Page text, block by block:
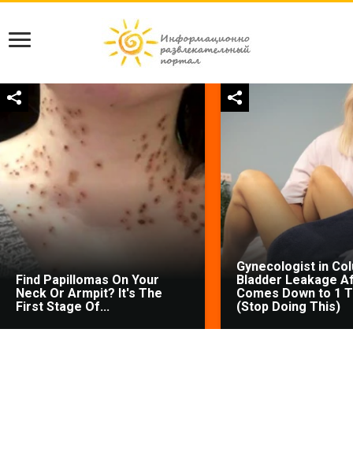
Find Papillomas On Your
Neck Or Armpit? It's The
First Stage Of...
Gynecologist in
Bladder Leakage
Comes Down to 1
(Stop Doing This)